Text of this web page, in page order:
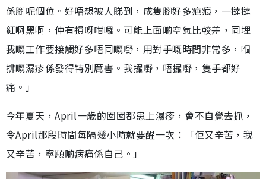
係腳呢個位。好唔想被人睇到，成隻腳好多疤痕，一撻撻
紅啊黑啊，仲有損呀咁囉。可能上面啲空氣比較差，同埋
我嘅工作要接觸好多唔同嘅嘢，用對手嘅時間非常多，嗰
排嘅濕疹係發得特別厲害。我攞嘢，唔攞嘢，隻手都好
痛。」
今年夏天，April一歲的囡囡都患上濕疹，會不自覺去抓，
令April那段時間每隔幾小時就要醒一次：「佢又辛苦，我
又辛苦，寧願啲病痛係自己。」